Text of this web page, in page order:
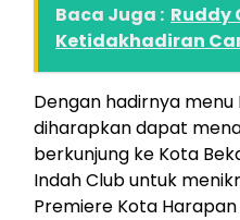
Baca Juga : Ruddy
Ketidakhadiran
Dengan hadirnya menu
diharapkan dapat
berkunjung ke Kota
Indah Club untuk
Premiere Kota Harapan